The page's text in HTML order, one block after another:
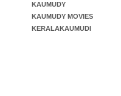
KAUMUDY
KAUMUDY MOVIES
KERALAKAUMUDI